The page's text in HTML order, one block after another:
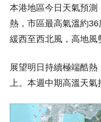
本港地區今日天氣預
熱，市區最高氣溫約
緩西至西北風，高地風
展望明日持續極端酷
上。本週中期高溫天氣